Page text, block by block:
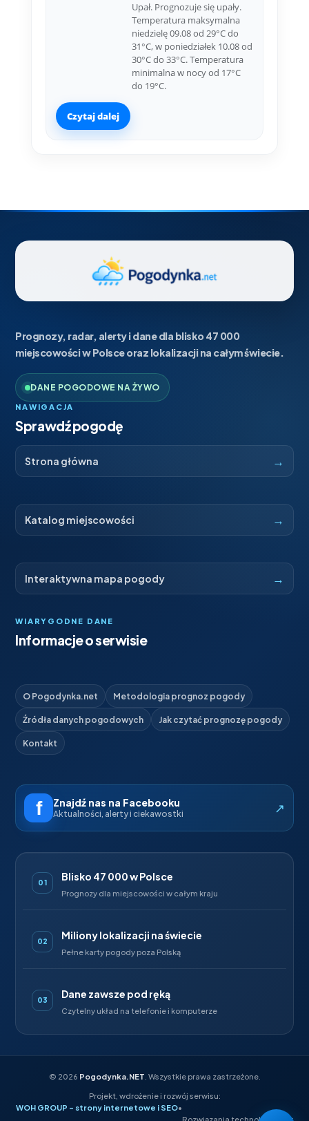
Upał. Prognozuje się upały.
Temperatura maksymalna
niedzielę 09.08 od 29°C do
31°C, w poniedziałek 10.08 od
30°C do 33°C. Temperatura
minimalna w nocy od 17°C
do 19°C.
Czytaj dalej
Prognozy, radar, alerty i dane dla blisko 47 000
miejscowości w Polsce oraz lokalizacji na całym świecie.
DANE POGODOWE NA ŻYWO
NAWIGACJA
Sprawdź pogodę
Strona główna →
Katalog miejscowości →
Interaktywna mapa pogody →
WIARYGODNE DANE
Informacje o serwisie
O Pogodynka.net Metodologia prognoz pogody
Źródła danych pogodowych Jak czytać prognozę pogody
Kontakt
Znajdź nas na Facebooku
Aktualności, alerty i ciekawostki ↗
01 Blisko 47 000 w Polsce
Prognozy dla miejscowości w całym kraju
02 Miliony lokalizacji na świecie
Pełne karty pogody poza Polską
03 Dane zawsze pod ręką
Czytelny układ na telefonie i komputerze
© 2026 Pogodynka.NET . Wszystkie prawa zastrzeżone.
Projekt, wdrożenie i rozwój serwisu:
WOH GROUP – strony internetowe i SEO•